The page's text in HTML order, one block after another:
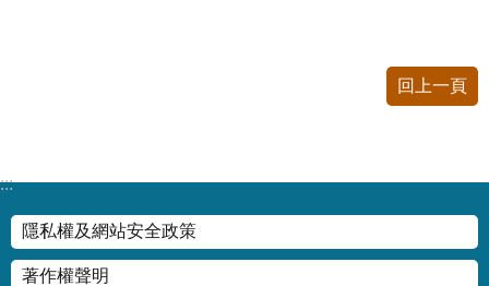
回上一頁
:::
隱私權及網站安全政策
著作權聲明